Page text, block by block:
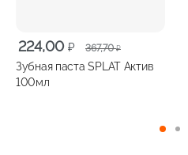
367,70₽
Первоначальная
цена
составляла
224,00 ₽
Текущая
цена:
224,00 ₽.
Зубная паста SPLAT Актив
100мл